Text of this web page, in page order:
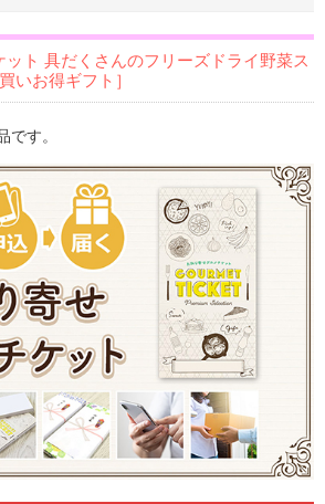
ト 具だくさんのフリーズドライ野菜ス
いお得ギフト］
す。